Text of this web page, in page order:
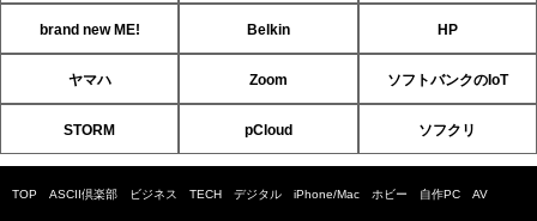
brand new ME! Belkin HP
ヤマハ Zoom ソフトバンクのIoT
STORM pCloud ソフクリ
TOP ASCII倶楽部 ビジネス TECH デジタル iPhone/Mac ホビー 自作PC AV